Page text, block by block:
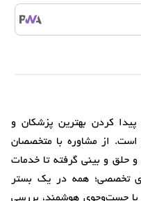
کردن بهترین پزشکان و
است. از مشاوره با متخصصان
حلق و بینی گرفته تا خدمات
تخصصی؛ همه در یک بستر
با جست‌وجوی هوشمند، بررسی